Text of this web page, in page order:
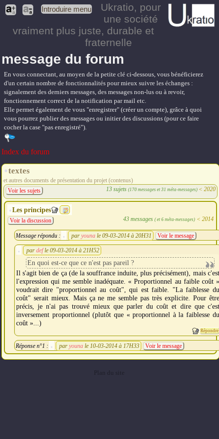
Introduire menu Ukratio, pour
une société
vraiment plus juste, durable et
fraternelle
message du forum
En vous connectant, au moyen de la petite clé ci-dessous, vous bénéficierez
d'un certain nombre de fonctionnalités pour mieux suivre les échanges :
signalement des derniers messages, des messages non-lus ou à revoir,
fonctionnement correct de la notification par mail etc.
Elle permet également de vous "enregistrer" (créer un compte), grâce à quoi
vous pourrez publier des messages ou initier des discussions (pour ce faire
cocher la case "pas enregistré").
Index du forum
textes
et autres documents de présentation du projet (contenus)
13 sujets (170 messages et 31 méta-messages) < 2020
Voir les sujets
Les principes
43 messages ( et 6 méta-messages)< 2014
Voir la discussion
Message répondu : par youna le 09-03-2014 à 20H31 Voir le message
par def le 09-03-2014 à 21H52
En quoi est-ce que ce n'est pas pareil ?
Il s'agit bien de ça (de la souffrance induite, plus précisément), mais c'est
l'expression qui me semble inadéquate. « Proportionnel au faible coût »
voudrait dire "proportionnel au coût", qui est faible. "La faiblesse du
coût" serait mieux. Mais ça ne me semble pas très explicite. Pour être
précis, je n'ai pas trouvé mieux que parler du coût et dire que c'est
inversement proportionnel (plutôt que « proportionnel à la faiblesse du
coût »...)
Répondre
Réponse n°1 : par youna le 10-03-2014 à 17H33 Voir le message
Plan du site